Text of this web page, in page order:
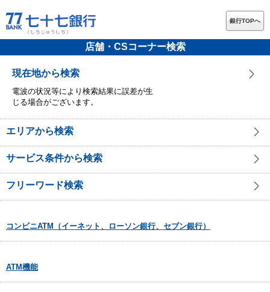
銀行TOPへ
店舗・CSコーナー検索
現在地から検索
電波の状況等により検索結果に誤差が生
じる場合がございます。
エリアから検索
サービス条件から検索
フリーワード検索
コンビニATM（イーネット、ローソン銀行、セブン銀行）
ATM機能